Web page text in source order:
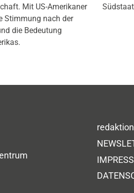
Mit US-Amerikaner
Stimmung nach der
die Bedeutung